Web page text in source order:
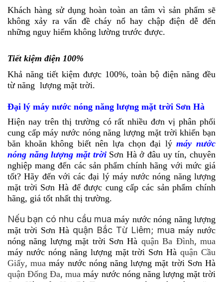
Khách hàng sử dụng hoàn toàn an tâm vì sản phẩm sẽ
không xảy ra vấn đề cháy nổ hay chập điện dễ đến
những nguy hiểm không lường trước được.
Tiết kiệm điện 100%
Khả năng tiết kiệm được 100%, toàn bộ điện năng đều
từ năng lượng mặt trời.
Đại lý máy nước nóng năng lượng mặt trời Sơn Hà
Hiện nay trên thị trường có rất nhiều đơn vị phân phối
cung cấp máy nước nóng năng lượng mặt trời khiến bạn
băn khoăn không biết nên lựa chọnđại lýmáy nước
nóng năng lượng mặt trời Sơn Hà ở đâu uy tín, chuyên
nghiệp mang đến các sản phẩm chính hãng với mức giá
tốt? Hãy đến với các đại lý máy nước nóng năng lượng
mặt trời Sơn Hà để được cung cấp các sản phẩm chính
hãng, giá tốt nhất thị trường.
Nếu bạn có nhu cầu muamáy nước nóng năng lượng
mặt trời Sơn Hà quận Bắc Từ Liêm; mua máy nước
nóng năng lượng mặt trời Sơn Hà quận Ba Đình,mua
máy nước nóng năng lượng mặt trời Sơn Hà quận Cầu
Giấy,mua máy nước nóng năng lượng mặt trời Sơn Hà
quận Đống Đa,mua máy nước nóng năng lượng mặt trời